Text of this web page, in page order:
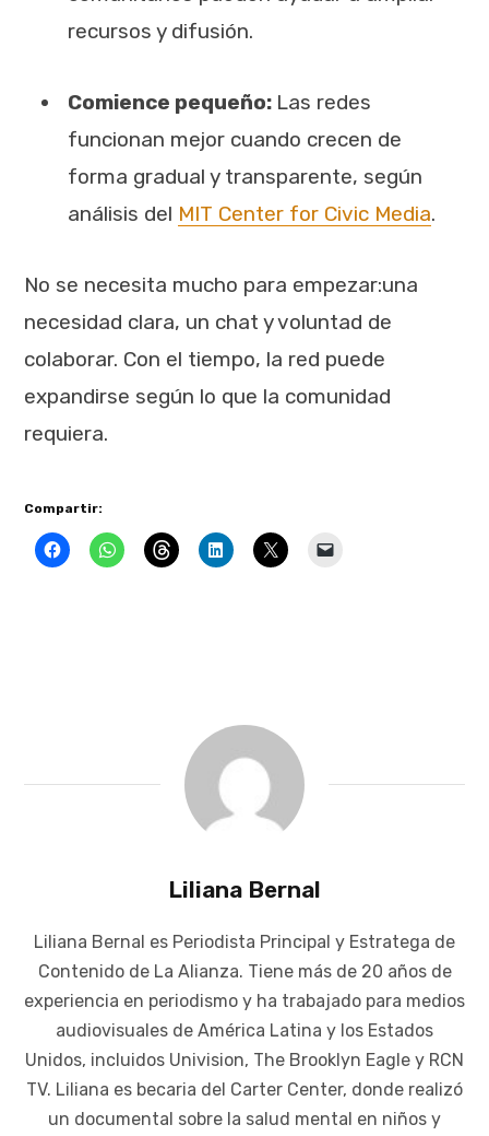
recursos y difusión.
Comience pequeño: Las redes
funcionan mejor cuando crecen de
forma gradual y transparente, según
análisis del MIT Center for Civic Media.
No se necesita mucho para empezar:una
necesidad clara, un chat y voluntad de
colaborar. Con el tiempo, la red puede
expandirse según lo que la comunidad
requiera.
Compartir:
Liliana Bernal
Liliana Bernal es Periodista Principal y Estratega de
Contenido de La Alianza. Tiene más de 20 años de
experiencia en periodismo y ha trabajado para medios
audiovisuales de América Latina y los Estados
Unidos, incluidos Univision, The Brooklyn Eagle y RCN
TV. Liliana es becaria del Carter Center, donde realizó
un documental sobre la salud mental en niños y